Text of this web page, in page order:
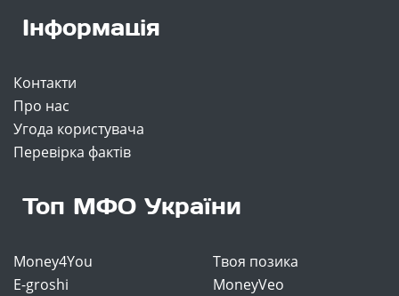
Інформація
Контакти
Про нас
Угода користувача
Перевірка фактів
Топ МФО України
Money4You
Твоя позика
E-groshi
MoneyVeo